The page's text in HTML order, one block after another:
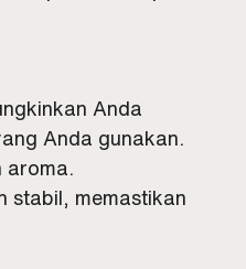
Anda
Anda gunakan.
stabil, memastikan